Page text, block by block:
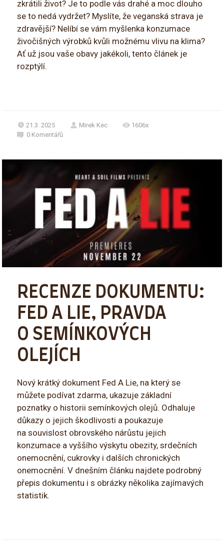
zkrátili život? Je to podle vás drahé a moc dlouho
se to nedá vydržet? Myslíte, že veganská strava je
zdravější? Nelíbí se vám myšlenka konzumace
živočišných výrobků kvůli možnému vlivu na klima?
Ať už jsou vaše obavy jakékoli, tento článek je
rozptýlí.
21.3. 2025 Mirek Kec
1606x
0 Komentářů
RECENZE DOKUMENTU:
FED A LIE, PRAVDA
O SEMÍNKOVÝCH
OLEJÍCH
Nový krátký dokument Fed A Lie, na který se
můžete podívat zdarma, ukazuje základní
poznatky o historii semínkových olejů. Odhaluje
důkazy o jejich škodlivosti a poukazuje
na souvislost obrovského nárůstu jejich
konzumace a vyššího výskytu obezity, srdečních
onemocnění, cukrovky i dalších chronických
onemocnění. V dnešním článku najdete podrobný
přepis dokumentu i s obrázky několika zajímavých
statistik.